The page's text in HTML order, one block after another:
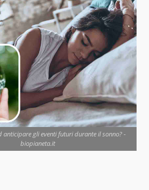
anticipare gli eventi futuri durante il sonno? -
biopianeta.it